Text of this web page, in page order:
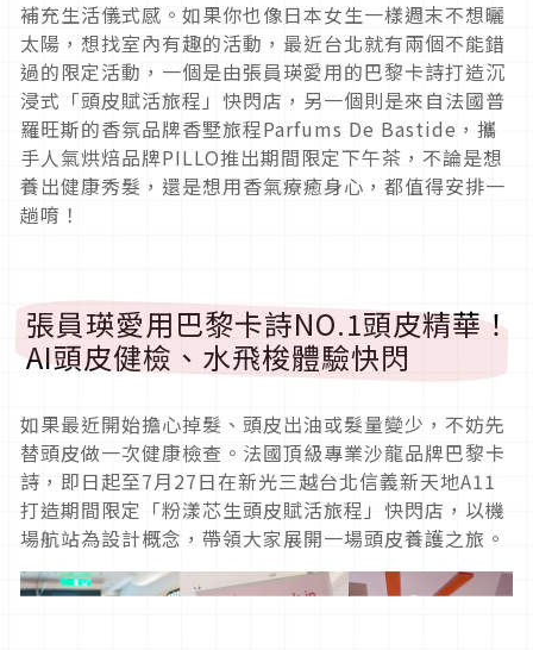
補充生活儀式感。如果你也像日本女生一樣週末不想曬
太陽，想找室內有趣的活動，最近台北就有兩個不能錯
過的限定活動，一個是由張員瑛愛用的巴黎卡詩打造沉
浸式「頭皮賦活旅程」快閃店，另一個則是來自法國普
羅旺斯的香氛品牌香墅旅程Parfums De Bastide，攜
手人氣烘焙品牌PILLO推出期間限定下午茶，不論是想
養出健康秀髮，還是想用香氣療癒身心，都值得安排一
趟唷！
張員瑛愛用巴黎卡詩NO.1頭皮精華！
AI頭皮健檢、水飛梭體驗快閃
如果最近開始擔心掉髮、頭皮出油或髮量變少，不妨先
替頭皮做一次健康檢查。法國頂級專業沙龍品牌巴黎卡
詩，即日起至7月27日在新光三越台北信義新天地A11
打造期間限定「粉漾芯生頭皮賦活旅程」快閃店，以機
場航站為設計概念，帶領大家展開一場頭皮養護之旅。